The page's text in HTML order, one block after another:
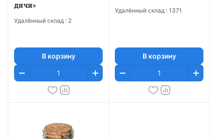
дичи»
Удалённый склад : 2
В корзину
Удалённый склад : 1371
В корзину